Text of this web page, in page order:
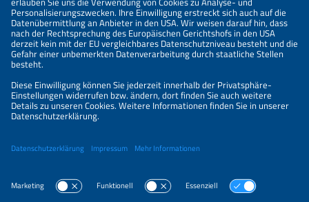
IMPRESSUM
KONTAKT
ÜBER UNS
VERANSTALTER
PREISÜBERSICHT
DATENSCHUTZERKLÄRUNG